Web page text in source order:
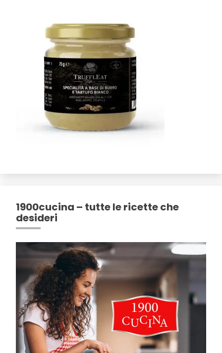
1900cucina – tutte le ricette che
desideri